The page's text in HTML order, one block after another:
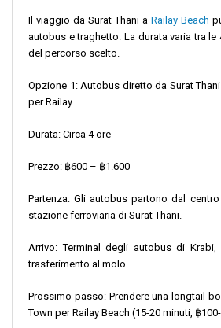
Il viaggio da Surat Thani a Railay Beach
autobus e traghetto. La durata varia tra le
del percorso scelto.
Opzione 1 : Autobus diretto da Surat
per Railay
Durata: Circa 4 ore
Prezzo: ฿600 – ฿1.600
Partenza: Gli autobus partono dal
stazione ferroviaria di Surat Thani.
Arrivo: Terminal degli autobus di
trasferimento al molo.
Prossimo passo: Prendere una longtail
Town per Railay Beach (15-20 minuti, ฿